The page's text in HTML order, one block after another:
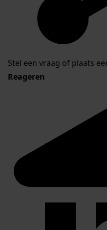
Stel een vraag of plaats
Reageren